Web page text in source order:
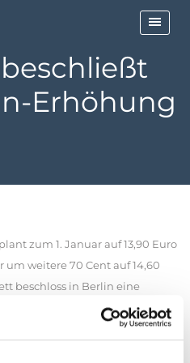
Erhöhung
zum 1. Januar auf 13,90 Euro
weitere 70 Cent auf 14,60
beschloss in Berlin eine
weitere Zustimmung durch
nötig.